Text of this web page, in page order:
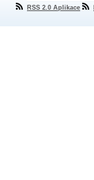
RSS 2.0 Aplikace